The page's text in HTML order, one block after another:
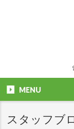
MENU
スタッフブ